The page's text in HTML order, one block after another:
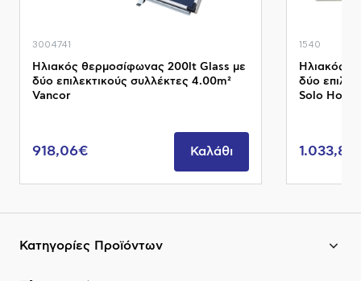
3004741
Ηλιακός θερμοσίφωνας 200lt Glass με
δύο επιλεκτικούς συλλέκτες 4.00m²
Vancor
918,06€ Καλάθι
1540
Ηλιακός
δύο
Solo
Κατηγορίες Προϊόντων